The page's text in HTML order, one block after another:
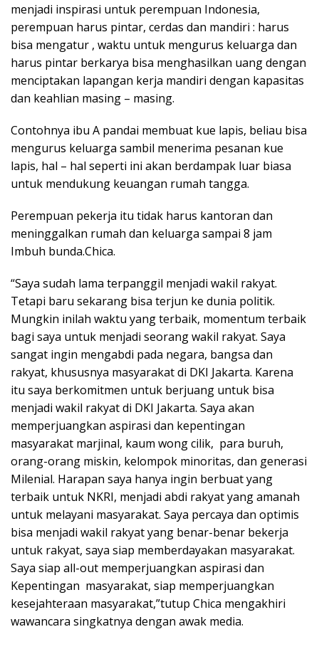
menjadi inspirasi untuk perempuan Indonesia,
perempuan harus pintar, cerdas dan mandiri : harus
bisa mengatur , waktu untuk mengurus keluarga dan
harus pintar berkarya bisa menghasilkan uang dengan
menciptakan lapangan kerja mandiri dengan kapasitas
dan keahlian masing – masing.
Contohnya ibu A pandai membuat kue lapis, beliau bisa
mengurus keluarga sambil menerima pesanan kue
lapis, hal – hal seperti ini akan berdampak luar biasa
untuk mendukung keuangan rumah tangga.
Perempuan pekerja itu tidak harus kantoran dan
meninggalkan rumah dan keluarga sampai 8 jam
Imbuh bunda.Chica.
“Saya sudah lama terpanggil menjadi wakil rakyat.
Tetapi baru sekarang bisa terjun ke dunia politik.
Mungkin inilah waktu yang terbaik, momentum terbaik
bagi saya untuk menjadi seorang wakil rakyat. Saya
sangat ingin mengabdi pada negara, bangsa dan
rakyat, khususnya masyarakat di DKI Jakarta. Karena
itu saya berkomitmen untuk berjuang untuk bisa
menjadi wakil rakyat di DKI Jakarta. Saya akan
memperjuangkan aspirasi dan kepentingan
masyarakat marjinal, kaum wong cilik, para buruh,
orang-orang miskin, kelompok minoritas, dan generasi
Milenial. Harapan saya hanya ingin berbuat yang
terbaik untuk NKRI, menjadi abdi rakyat yang amanah
untuk melayani masyarakat. Saya percaya dan optimis
bisa menjadi wakil rakyat yang benar-benar bekerja
untuk rakyat, saya siap memberdayakan masyarakat.
Saya siap all-out memperjuangkan aspirasi dan
Kepentingan masyarakat, siap memperjuangkan
kesejahteraan masyarakat,”tutup Chica mengakhiri
wawancara singkatnya dengan awak media.